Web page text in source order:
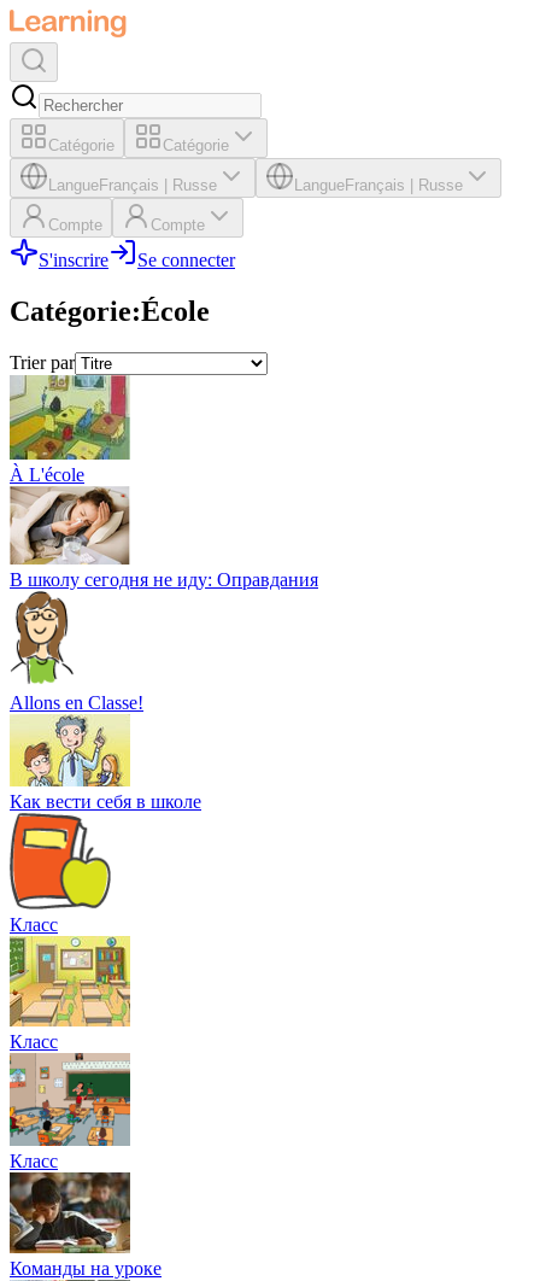
Catégorie Catégorie
LangueFrançais Russe LangueFrançais Russe
Compte Compte
S'inscrire Se connecter
Catégorie:École
Trier par
À L'école
В школу сегодня не иду: Оправдания
Allons en Classe!
Как вести себя в школе
Класс
Класс
Класс
Команды на уроке